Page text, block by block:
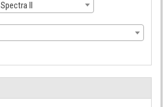
Spectra II